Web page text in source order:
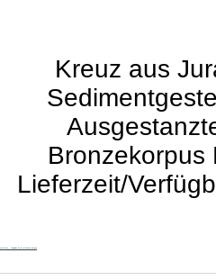
Kreuz aus
Bronzekorpus
Lieferzeit/